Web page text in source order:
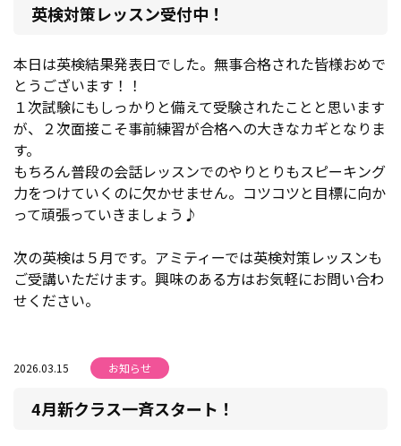
英検対策レッスン受付中！
本日は英検結果発表日でした。無事合格された皆様おめで
とうございます！！
１次試験にもしっかりと備えて受験されたことと思います
が、２次面接こそ事前練習が合格への大きなカギとなりま
す。
もちろん普段の会話レッスンでのやりとりもスピーキング
力をつけていくのに欠かせません。コツコツと目標に向か
って頑張っていきましょう♪
次の英検は５月です。アミティーでは英検対策レッスンも
ご受講いただけます。興味のある方はお気軽にお問い合わ
せください。
2026.03.15 お知らせ
4月新クラス一斉スタート！